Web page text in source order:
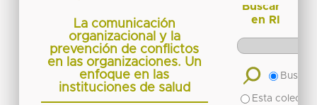
La comunicación
organizacional y la
prevención de conflictos
en las organizaciones. Un
enfoque en las
instituciones de salud
Buscar
en RI
Buscar
Esta